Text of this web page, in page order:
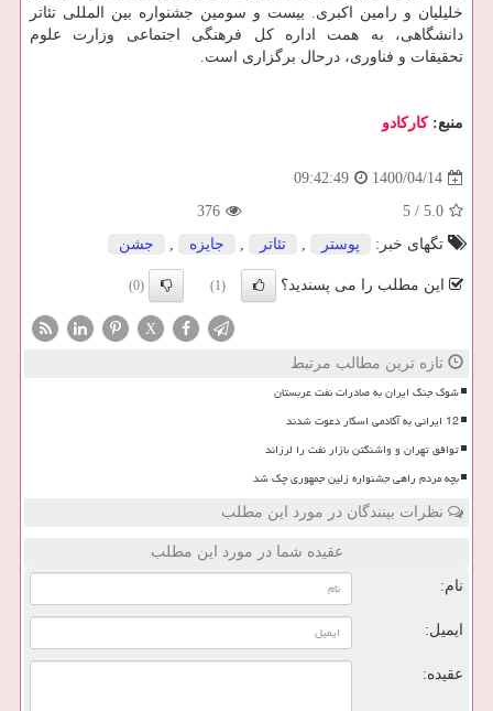
خلیلیان و رامین اکبری. بیست و سومین جشنواره بین المللی تئاتر
دانشگاهی، به همت اداره کل فرهنگی اجتماعی وزارت علوم
تحقیقات و فناوری، درحال برگزاری است.
منبع:كاركادو
1400/04/14
09:42:49
5.0
/
5
376
تگهای خبر:
پوستر , تئاتر , جایزه , جشن
این مطلب را می پسندید؟ (1)
(0)
X
تازه ترین مطالب مرتبط
شوک جنگ ایران به صادرات نفت عربستان
12 ایرانی به آکادمی اسکار دعوت شدند
توافق تهران و واشنگتن بازار نفت را لرزاند
بچه مردم راهی جشنواره زلین جمهوری چک شد
نظرات بینندگان در مورد این مطلب
عقیده شما در مورد این مطلب
نام:
ایمیل:
عقیده: